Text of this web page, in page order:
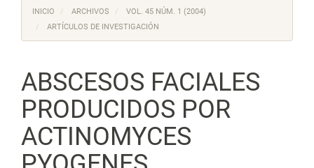
INICIO ARCHIVOS
VOL. 45 NÚM. 1 (2004)
ARTÍCULOS DE INVESTIGACIÓN
ABSCESOS FACIALES
PRODUCIDOS POR
ACTINOMYCES